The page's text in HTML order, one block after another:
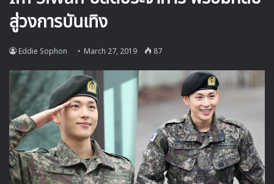
คลิกเพื่อชม:ซีรีส์ He Is Psychometric พร้อมซับไทย